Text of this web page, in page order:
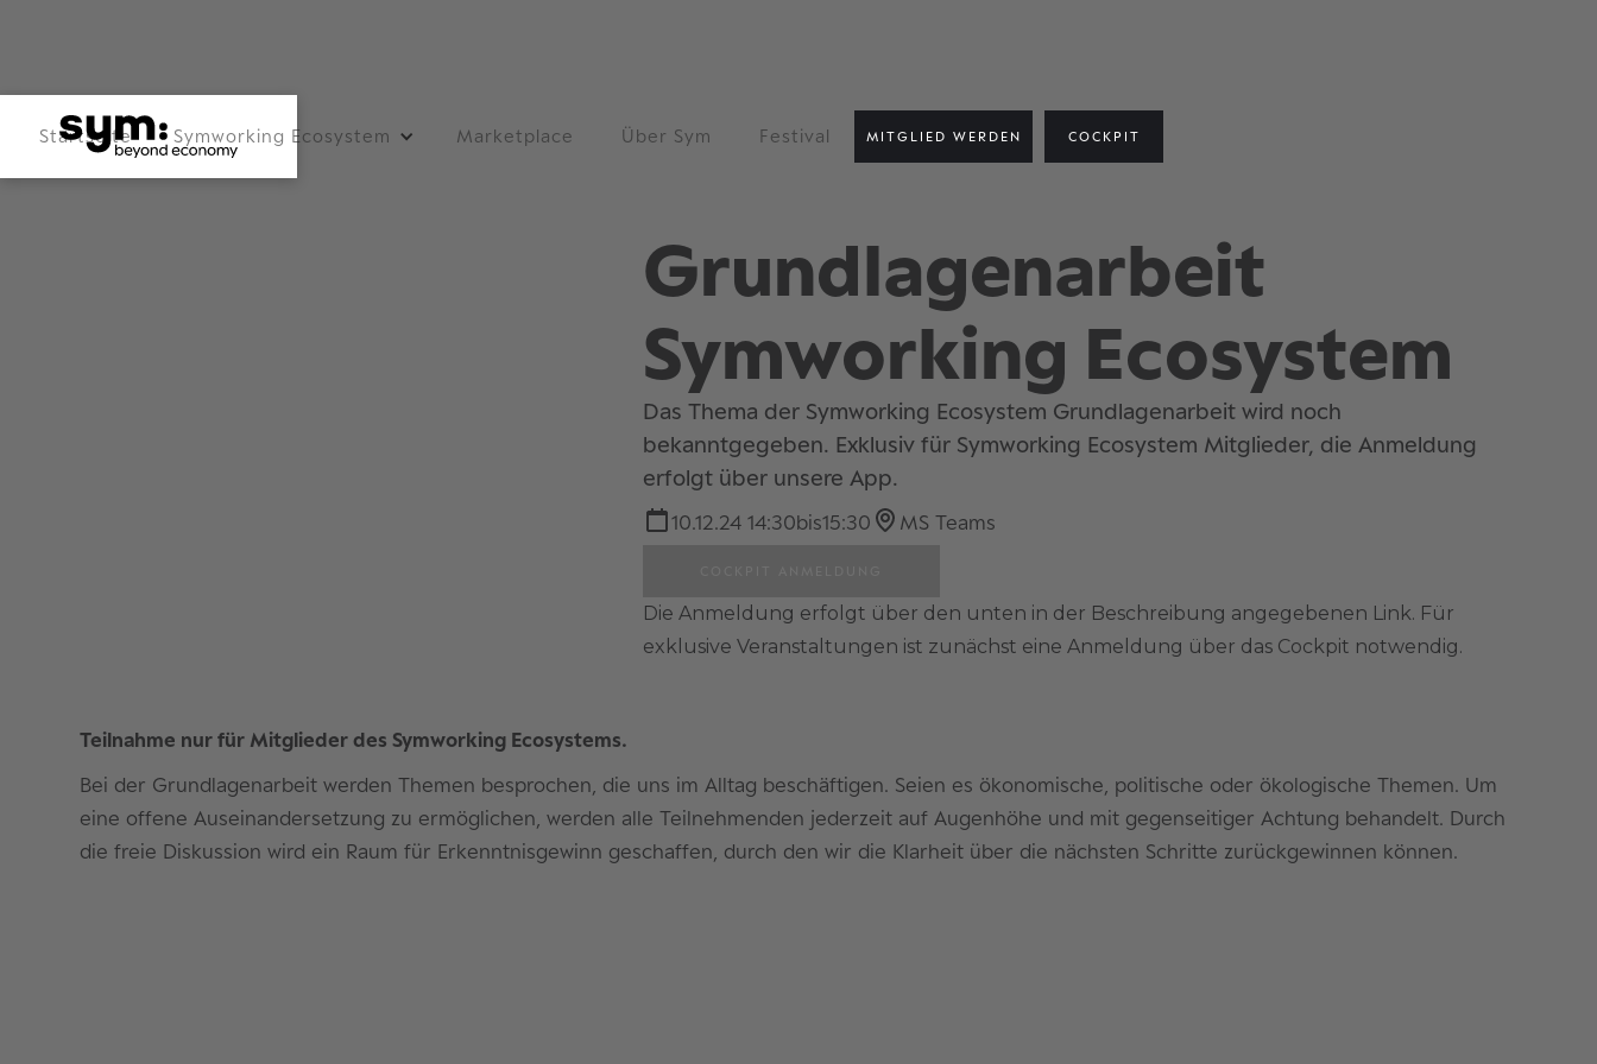
Startseite Symworking Ecosystem Marketplace Über Sym Festival MITGLIED WERDEN COCKPIT
Grundlagenarbeit
Symworking Ecosystem
Das Thema der Symworking Ecosystem Grundlagenarbeit wird noch
bekanntgegeben. Exklusiv für Symworking Ecosystem Mitglieder, die Anmeldung
erfolgt über unsere App.
10.12.24 14:30bis15:30 MS Teams
Die Anmeldung erfolgt über den unten in der Beschreibung angegebenen Link. Für
exklusive Veranstaltungen ist zunächst eine Anmeldung über das Cockpit notwendig.
Teilnahme nur für Mitglieder des Symworking Ecosystems.
Bei der Grundlagenarbeit werden Themen besprochen, die uns im Alltag beschäftigen. Seien es ökonomische, politische oder ökologische Themen. Um
eine offene Auseinandersetzung zu ermöglichen, werden alle Teilnehmenden jederzeit auf Augenhöhe und mit gegenseitiger Achtung behandelt. Durch
die freie Diskussion wird ein Raum für Erkenntnisgewinn geschaffen, durch den wir die Klarheit über die nächsten Schritte zurückgewinnen können.